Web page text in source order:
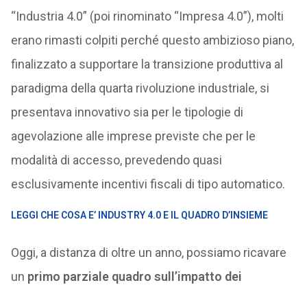
“Industria 4.0” (poi rinominato “Impresa 4.0”), molti
erano rimasti colpiti perché questo ambizioso piano,
finalizzato a supportare la transizione produttiva al
paradigma della quarta rivoluzione industriale, si
presentava innovativo sia per le tipologie di
agevolazione alle imprese previste che per le
modalità di accesso, prevedendo quasi
esclusivamente incentivi fiscali di tipo automatico.
LEGGI CHE COSA E’ INDUSTRY 4.0 E IL QUADRO D’INSIEME
Oggi, a distanza di oltre un anno, possiamo ricavare
un primo parziale quadro sull’impatto dei